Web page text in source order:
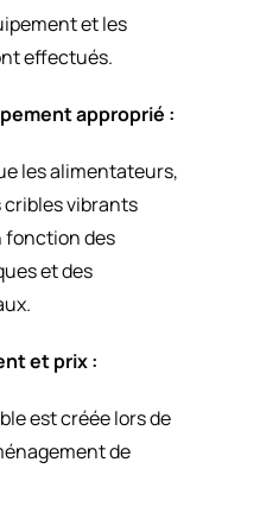
et les
effectués.
approprié :
les alimentateurs,
cribles vibrants
fonction des
et des
et prix :
est créée lors de
de